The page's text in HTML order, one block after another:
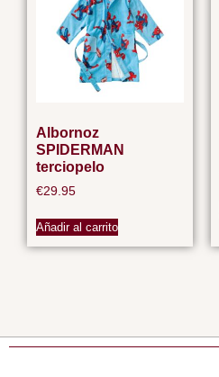
Albornoz
SPIDERMAN
terciopelo
€29.95
Añadir al carrito